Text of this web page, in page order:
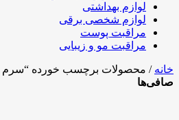
لوازم بهداشتی
لوازم شخصی برقی
مراقبت پوست
مراقبت مو و زیبایی
خانه / محصولات برچسب خورده “سرم
صافی‌ها